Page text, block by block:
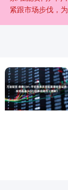
紧跟市场步伐，